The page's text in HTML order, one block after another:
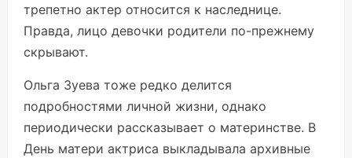
трепетно актер относится к наследнице.
Правда, лицо девочки родители по-прежнему
скрывают.
Ольга Зуева тоже редко делится
подробностями личной жизни, однако
периодически рассказывает о материнстве. В
День матери актриса выкладывала архивные